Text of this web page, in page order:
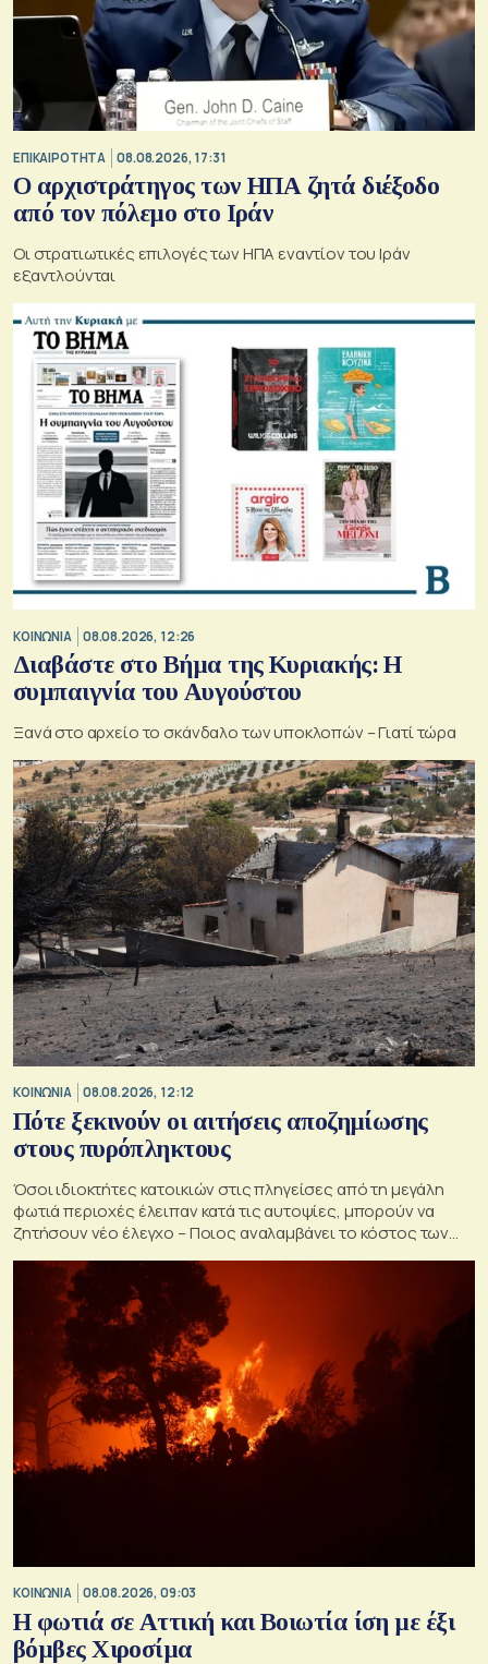
ΕΠΙΚΑΙΡΟΤΗΤΑ 08.08.2026, 17:31
Ο αρχιστράτηγος των ΗΠΑ ζητά διέξοδο
από τον πόλεμο στο Ιράν
Οι στρατιωτικές επιλογές των ΗΠΑ εναντίον του Ιράν
εξαντλούνται
ΚΟΙΝΩΝΙΑ 08.08.2026, 12:26
Διαβάστε στο Βήμα της Κυριακής: Η
συμπαιγνία του Αυγούστου
Ξανά στο αρχείο το σκάνδαλο των υποκλοπών – Γιατί τώρα
ΚΟΙΝΩΝΙΑ 08.08.2026, 12:12
Πότε ξεκινούν οι αιτήσεις αποζημίωσης
στους πυρόπληκτους
Όσοι ιδιοκτήτες κατοικιών στις πληγείσες από τη μεγάλη
φωτιά περιοχές έλειπαν κατά τις αυτοψίες, μπορούν να
ζητήσουν νέο έλεγχο – Ποιος αναλαμβάνει το κόστος των
ΚΟΙΝΩΝΙΑ 08.08.2026, 09:03
Η φωτιά σε Αττική και Βοιωτία ίση με έξι
βόμβες Χιροσίμα